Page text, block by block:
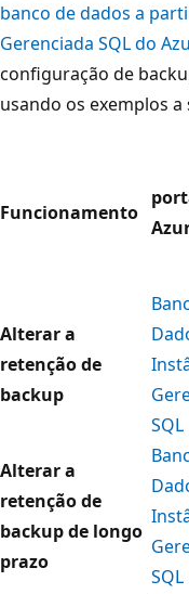
banco de dados a
Gerenciada SQL do
configuração de
usando os exemplos a
Funcionamento
Alterar a
retenção de
backup
SQL
Alterar a
retenção de
backup de longo
prazo
SQL